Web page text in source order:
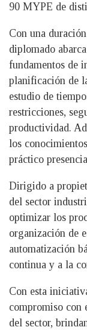
90 MYPE de
Con una
diplomado
fundamentos de
planificación de
estudio de
restricciones,
productividad.
los
práctico
Dirigido a
del sector
optimizar los
organización de
automatización
continua y a la
Con esta
compromiso con
del sector,